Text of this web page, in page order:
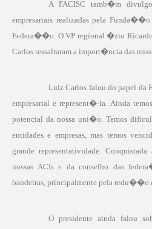
A FACISC tamb�m
empresariais realizadas pela Funda��o
Federa��o. O VP regional �zio Ricardo
Carlos ressaltaram a import�ncia das
Luiz Carlos falou do papel da
empresarial e represent�-la. Ainda
potencial da nossa uni�o. Temos
entidades e empresas, mas temos
grande representatividade.
nossas ACIs e da conselho das
bandeiras, principalmente pela redu��o
O presidente ainda falou